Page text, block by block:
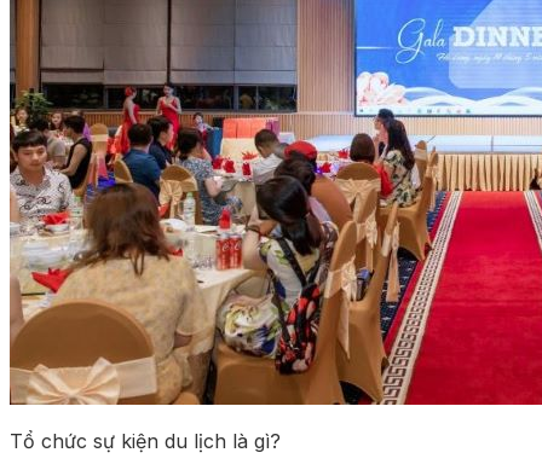
Tổ chức sự kiện du lịch là gì?